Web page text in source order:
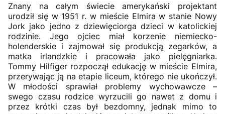
Znany na całym świecie amerykański projektant
urodził się w 1951 r. w mieście Elmira w stanie Nowy
Jork jako jedno z dziewięciorga dzieci w katolickiej
rodzinie. Jego ojciec miał korzenie niemiecko-
holenderskie i zajmował się produkcją zegarków, a
matka irlandzkie i pracowała jako pielęgniarka.
Tommy Hilfiger rozpoczął edukację w mieście Elmira,
przerywając ją na etapie liceum, którego nie ukończył.
W młodości sprawiał problemy wychowawcze –
swego czasu rodzice wyrzucili go nawet z domu i
przez krótki czas był bezdomny, jednak mimo to